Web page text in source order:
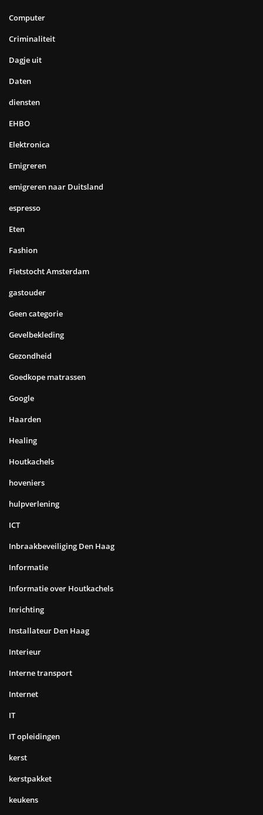
Computer
Criminaliteit
Dagje uit
Daten
diensten
EHBO
Elektronica
Emigreren
emigreren naar Duitsland
espresso
Eten
Fashion
Fietstocht Amsterdam
gastouder
Geen categorie
Gevelbekleding
Gezondheid
Goedkope matrassen
Google
Haarden
Healing
Houtkachels
hoveniers
hulpverlening
ICT
Inbraakbeveiliging Den Haag
Informatie
Informatie over Houtkachels
Inrichting
Installateur Den Haag
Interieur
Interne transport
Internet
IT
IT opleidingen
kerst
kerstpakket
keukens